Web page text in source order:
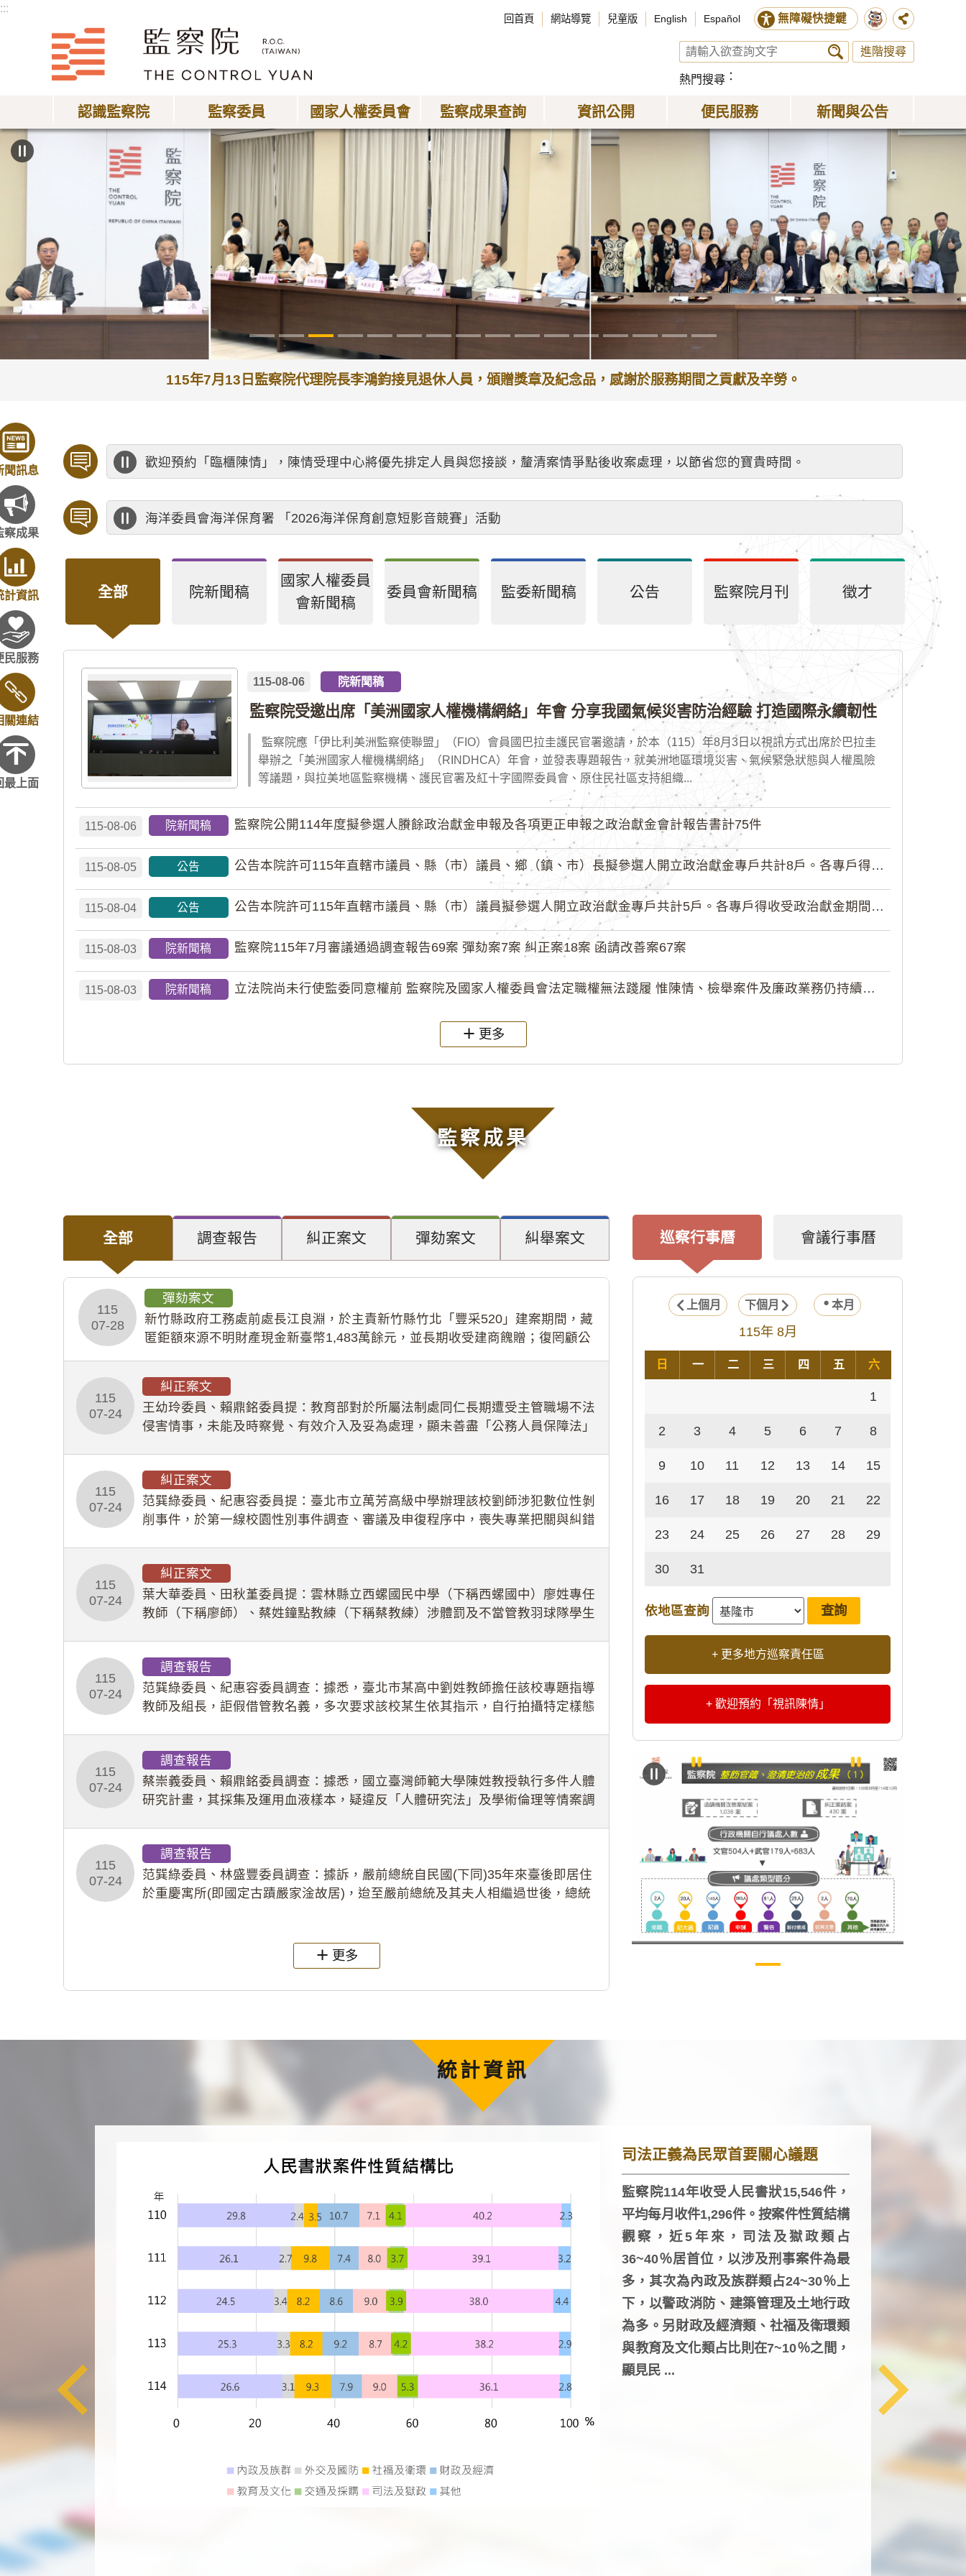
:::
回首頁 網站導覽 兒童版 English Español 無障礙快捷鍵
進階搜尋
熱門搜尋
認識監察院 監察委員 國家人權委員會 監察成果查詢 資訊公開 便民服務 新聞與公告
:::
115年7月13日監察院代理院長李鴻鈞接見退休人員，頒贈獎章及紀念品，感謝於服務期間之貢獻及辛勞。
聞訊息
察成果
計資訊
民服務
關連結
最上面
歡迎預約「臨櫃陳情」，陳情受理中心將優先排定人員與您接談，釐清案情爭點後收案處理，以節省您的寶貴時間。
海洋委員會海洋保育署 「2026海洋保育創意短影音競賽」活動
全部 院新聞稿
國家人權委員
會新聞稿
委員會新聞稿 監委新聞稿 公告 監察院月刊 徵才
監察院受邀出席「美洲國家人權機構網絡」年會 分享我國氣候災害防治經驗 打造國際永續韌性
115-08-06 院新聞稿
監察院應「伊比利美洲監察使聯盟」（FIO）會員國巴拉圭護民官署邀請，於本（115）年8月3日以視訊方式出席於巴拉圭
舉辦之「美洲國家人權機構網絡」（RINDHCA）年會，並發表專題報告，就美洲地區環境災害、氣候緊急狀態與人權風險
等議題，與拉美地區監察機構、護民官署及紅十字國際委員會、原住民社區支持組織...
115-08-06 院新聞稿 監察院公開114年度擬參選人賸餘政治獻金申報及各項更正申報之政治獻金會計報告書計75件
115-08-05 公告 公告本院許可115年直轄市議員、縣（市）議員、鄉（鎮、市）長擬參選人開立政治獻金專戶共計8戶。各專戶得收受...
115-08-04 公告 公告本院許可115年直轄市議員、縣（市）議員擬參選人開立政治獻金專戶共計5戶。各專戶得收受政治獻金期間為自...
115-08-03 院新聞稿 監察院115年7月審議通過調查報告69案 彈劾案7案 糾正案18案 函請改善案67案
115-08-03 院新聞稿 立法院尚未行使監委同意權前 監察院及國家人權委員會法定職權無法踐履 惟陳情、檢舉案件及廉政業務仍持續受理
更多
監察成果
全部 調查報告 糾正案文 彈劾案文 糾舉案文
115
07-28
彈劾案文
新竹縣政府工務處前處長江良淵，於主責新竹縣竹北「豐采520」建案期間，藏
匿鉅額來源不明財產現金新臺幣1,483萬餘元，並長期收受建商餽贈；復罔顧公
115
07-24
糾正案文
王幼玲委員、賴鼎銘委員提：教育部對於所屬法制處同仁長期遭受主管職場不法
侵害情事，未能及時察覺、有效介入及妥為處理，顯未善盡「公務人員保障法」
115
07-24
糾正案文
范巽綠委員、紀惠容委員提：臺北市立萬芳高級中學辦理該校劉師涉犯數位性剝
削事件，於第一線校園性別事件調查、審議及申復程序中，喪失專業把關與糾錯
115
07-24
糾正案文
葉大華委員、田秋堇委員提：雲林縣立西螺國民中學（下稱西螺國中）廖姓專任
教師（下稱廖師）、蔡姓鐘點教練（下稱蔡教練）涉體罰及不當管教羽球隊學生
115
07-24
調查報告
范巽綠委員、紀惠容委員調查：據悉，臺北市某高中劉姓教師擔任該校專題指導
教師及組長，詎假借管教名義，多次要求該校某生依其指示，自行拍攝特定樣態
115
07-24
調查報告
蔡崇義委員、賴鼎銘委員調查：據悉，國立臺灣師範大學陳姓教授執行多件人體
研究計畫，其採集及運用血液樣本，疑違反「人體研究法」及學術倫理等情案調
115
07-24
調查報告
范巽綠委員、林盛豐委員調查：據訴，嚴前總統自民國(下同)35年來臺後即居住
於重慶寓所(即國定古蹟嚴家淦故居)，迨至嚴前總統及其夫人相繼過世後，總統
更多
巡察行事曆 會議行事曆
上個月 下個月 本月
115年 8月
日 一 二 三 四 五 六
1
2 3 4 5 6 7 8
9 10 11 12 13 14 15
16 17 18 19 20 21 22
23 24 25 26 27 28 29
30 31
依地區查詢
+ 更多地方巡察責任區
+ 歡迎預約「視訊陳情」
統計資訊
司法正義為民眾首要關心議題
監察院114年收受人民書狀15,546件，
平均每月收件1,296件。按案件性質結構
觀察，近5年來，司法及獄政類占
36~40％居首位，以涉及刑事案件為最
多，其次為內政及族群類占24~30％上
下，以警政消防、建築管理及土地行政
為多。另財政及經濟類、社福及衛環類
與教育及文化類占比則在7~10％之間，
顯見民 ...